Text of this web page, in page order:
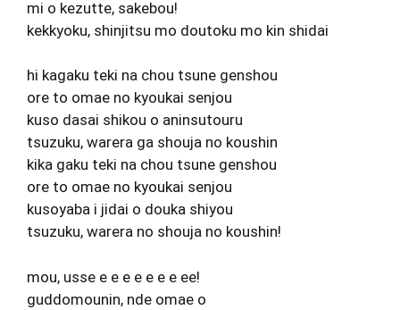
mi o kezutte, sakebou!
kekkyoku, shinjitsu mo doutoku mo kin shidai
hi kagaku teki na chou tsune genshou
ore to omae no kyoukai senjou
kuso dasai shikou o aninsutouru
tsuzuku, warera ga shouja no koushin
kika gaku teki na chou tsune genshou
ore to omae no kyoukai senjou
kusoyaba i jidai o douka shiyou
tsuzuku, warera no shouja no koushin!
mou, usse e e e e e e e ee!
guddomounin, nde omae o